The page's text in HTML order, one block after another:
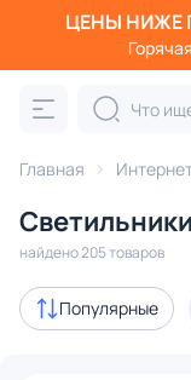
ЦЕНЫ НИЖЕ
Главная
найдено 205 товаров
Популярные
Категория:
Люстры
Акции 10